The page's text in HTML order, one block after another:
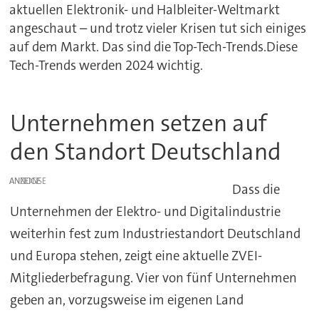
aktuellen Elektronik- und Halbleiter-Weltmarkt
angeschaut – und trotz vieler Krisen tut sich einiges
auf dem Markt. Das sind die Top-Tech-Trends.Diese
Tech-Trends werden 2024 wichtig.
Unternehmen setzen auf
den Standort Deutschland
ANZEIGE
Dass die
Unternehmen der Elektro- und Digitalindustrie
weiterhin fest zum Industriestandort Deutschland
und Europa stehen, zeigt eine aktuelle ZVEI-
Mitgliederbefragung. Vier von fünf Unternehmen
geben an, vorzugsweise im eigenen Land